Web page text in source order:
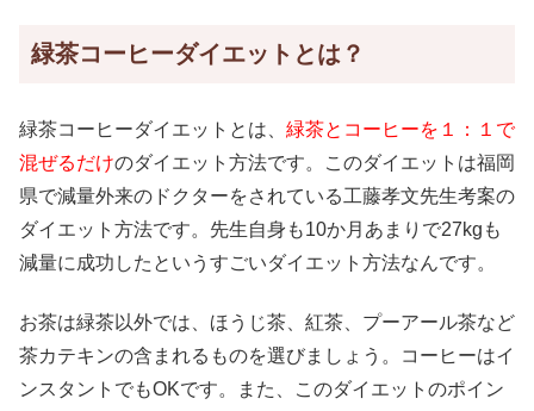
緑茶コーヒーダイエットとは？
緑茶コーヒーダイエットとは、 緑茶とコーヒーを１：１で
混ぜるだけのダイエット方法です。このダイエットは福岡
県で減量外来のドクターをされている工藤孝文先生考案の
ダイエット方法です。先生自身も10か月あまりで27kgも
減量に成功したというすごいダイエット方法なんです。
お茶は緑茶以外では、ほうじ茶、紅茶、プーアール茶など
茶カテキンの含まれるものを選びましょう。コーヒーはイ
ンスタントでもOKです。また、このダイエットのポイン